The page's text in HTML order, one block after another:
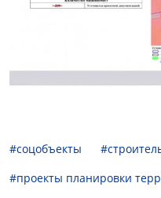
#соцобъекты
#проекты планировки